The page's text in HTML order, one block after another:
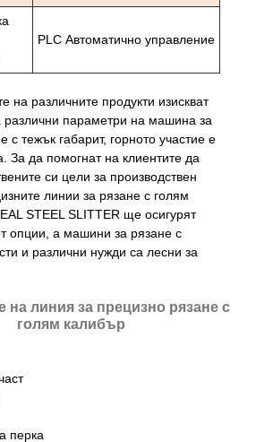
PLC Автоматично управление
на различните продукти изискват
различни параметри на машина за
с тежък габарит, горното участие е
За да помогнат на клиентите да
си цели за производствен
линии за рязане с голям
STEEL SLITTER ще осигурят
опции, а машини за рязане с
и различни нужди са лесни за
на линия за прецизно рязане с
голям калибър
перка